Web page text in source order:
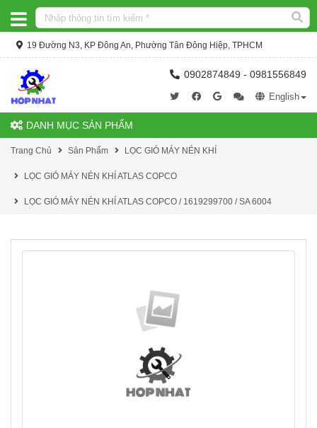
19 Đường N3, KP Đông An, Phường Tân Đông Hiệp, TPHCM
0902874849 - 0981556849
English
DANH MỤC SẢN PHẨM
Trang Chủ Sản Phẩm LỌC GIÓ MÁY NÉN KHÍ
LỌC GIÓ MÁY NÉN KHÍ ATLAS COPCO
LỌC GIÓ MÁY NÉN KHÍ ATLAS COPCO / 1619299700 / SA 6004